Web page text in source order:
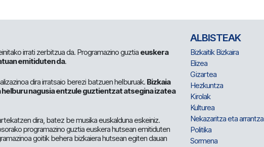
irrati zerbitzua da. Programazino guztia euskera
emitiduten da.
dira irratsaio berezi batzuen helburuak. Bizkaia
nagusia entzule guztientzat atsegina izatea
dira, batez be musika euskalduna eskeiniz.
programazino guztia euskera hutsean emitiduten
goitik behera bizkaiera hutsean egiten dauan
ALBISTEAK
Bizkaitik Bizkaira
Elizea
Gizartea
Hezkuntza
Kirolak
Kulturea
Nekazaritza eta arrantza
Politika
Sormena